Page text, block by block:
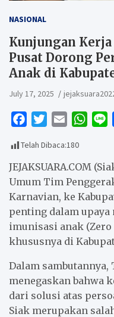
NASIONAL
Kunjungan
Pusat Dorong
Anak di
July 17, 2025
c
e
b
o
o
k
i
t
t
e
r
a
i
l
W
t
s
A
p
p
e
Telah Dibaca:180
JEJAKSUARA.COM
Umum Tim
Karnavian, ke
penting dalam
imunisasi anak (Zero
khususnya di
Dalam
menegaskan bahwa
dari solusi atas
Siak merupakan